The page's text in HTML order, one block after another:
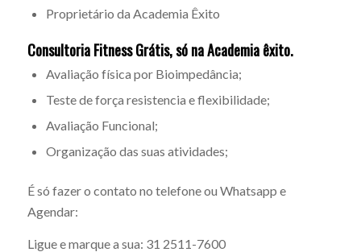
Proprietário da Academia Êxito
Consultoria Fitness Grátis, só na Academia êxito.
Avaliação física por Bioimpedância;
Teste de força resistencia e flexibilidade;
Avaliação Funcional;
Organização das suas atividades;
É só fazer o contato no telefone ou Whatsapp e
Agendar:
Ligue e marque a sua: 31 2511-7600